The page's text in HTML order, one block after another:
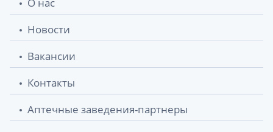
Новости
Вакансии
Контакты
Аптечные заведения-партнеры